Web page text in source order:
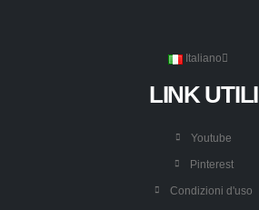
Italiano
LINK UTILI
Youtube
Pinterest
Condizioni d'uso